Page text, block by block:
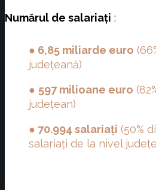
Numărul de salariați :
● 6,85 miliarde euro
județeană)
● 597 milioane euro
județean)
● 70.994 salariați (50%
salariați de la nivel